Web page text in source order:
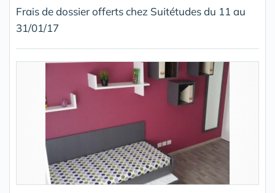
Frais de dossier offerts chez Suitétudes du 11 au
31/01/17